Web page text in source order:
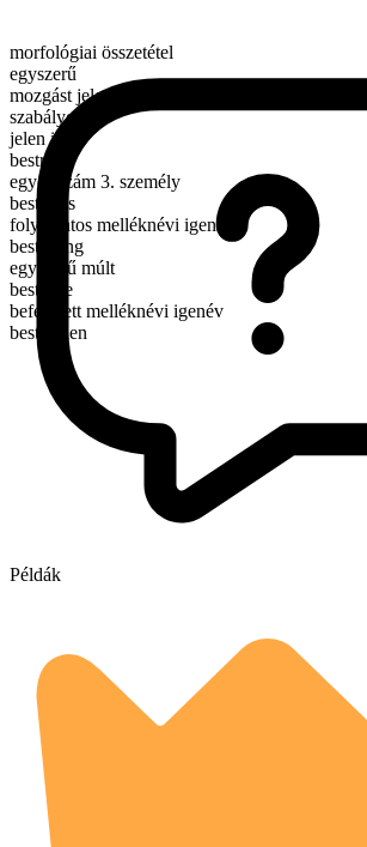
morfológiai összetétel
egyszerű
mozgást jelentő ige
szabályos
jelen idő
bestride
egyes szám 3. személy
bestrides
folyamatos melléknévi igenév
bestriding
egyszerű múlt
bestrode
befejezett melléknévi igenév
bestridden
Példák